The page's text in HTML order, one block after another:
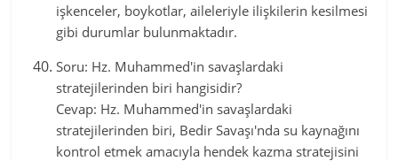
işkenceler, boykotlar, aileleriyle ilişkilerin kesilmesi
gibi durumlar bulunmaktadır.
Soru: Hz. Muhammed'in savaşlardaki
stratejilerinden biri hangisidir?
Cevap: Hz. Muhammed'in savaşlardaki
stratejilerinden biri, Bedir Savaşı'nda su kaynağını
kontrol etmek amacıyla hendek kazma stratejisini